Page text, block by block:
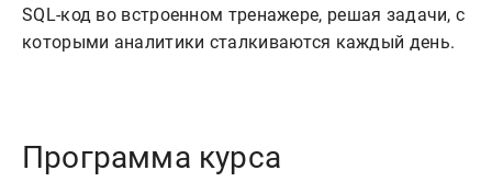
SQL-код во встроенном тренажере, решая задачи, с
которыми аналитики сталкиваются каждый день.
Программа курса